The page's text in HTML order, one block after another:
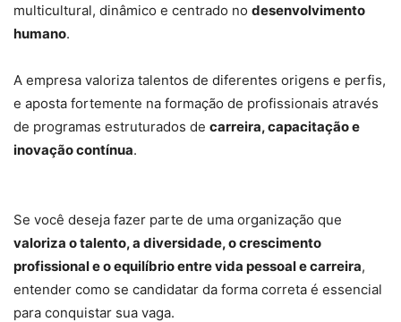
multicultural, dinâmico e centrado no desenvolvimento
humano.
A empresa valoriza talentos de diferentes origens e perfis,
e aposta fortemente na formação de profissionais através
de programas estruturados de carreira, capacitação e
inovação contínua.
Se você deseja fazer parte de uma organização que
valoriza o talento, a diversidade, o crescimento
profissional e o equilíbrio entre vida pessoal e carreira,
entender como se candidatar da forma correta é essencial
para conquistar sua vaga.